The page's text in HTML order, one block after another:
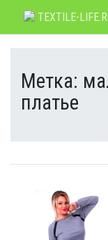
TEXTILE-
Метка:
платье